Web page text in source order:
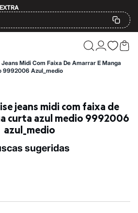
Midi Com Faixa De Amarrar E Manga
9992006 Azul_medio
curta azul medio 9992006
azul_medio
sugeridas